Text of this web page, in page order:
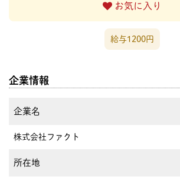
お気に入り
給与1200円
企業情報
企業名
株式会社ファクト
所在地